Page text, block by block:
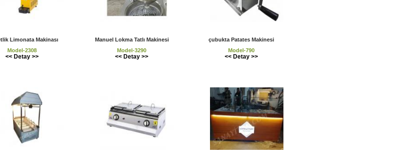
Limonata Makinası
Model-2308
<< Detay >>
Manuel Lokma Tatlı Makinesi
Model-3290
<< Detay >>
çubukta Patates Makinesi
Model-790
<< Detay >>